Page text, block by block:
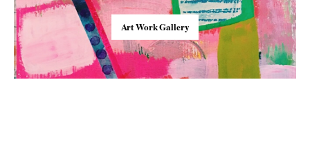
Art Work Gallery